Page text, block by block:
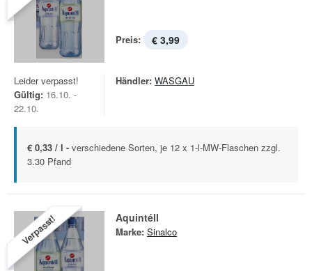
Preis: € 3,99
Leider verpasst!
Gültig: 16.10. -
22.10.
Händler: WASGAU
€ 0,33 / l - verschiedene Sorten, je 12 x 1-l-MW-Flaschen zzgl.
3.30 Pfand
Verpasst! Aquintéll
Marke: Sinalco